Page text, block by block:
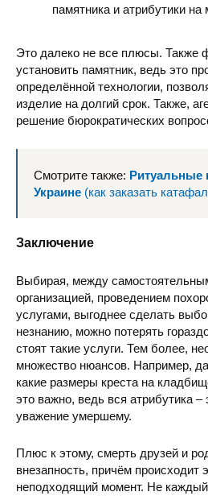
памятника и атрибутики на
Это далеко не все плюсы. Также
установить памятник, ведь это
определённой технологии,
изделие на долгий срок. Также,
решение бюрократических
Смотрите также: Ритуальные
Украине (как заказать
Заключение
Выбирая, между
организацией, проведением
услугами, выгоднее сделать
незнанию, можно потерять
стоят такие услуги. Тем более,
множество нюансов. Например,
какие размеры креста на
это важно, ведь вся атрибутика
уважение умершему.
Плюс к этому, смерть друзей и
внезапность, причём происходит
неподходящий момент. Не